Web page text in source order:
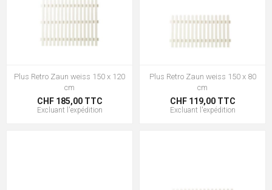
Plus Retro Zaun weiss 150 x 120
cm
CHF 185,00 TTC
Excluant l'expédition
Plus Retro Zaun weiss 150 x 80
cm
CHF 119,00 TTC
Excluant l'expédition